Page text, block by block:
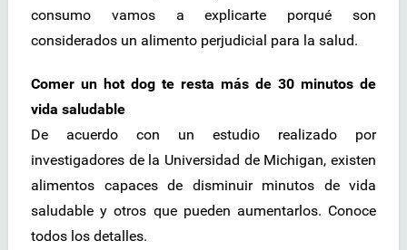
consumo vamos a explicarte porqué son
considerados un alimento perjudicial para la salud.
Comer un hot dog te resta más de 30 minutos de
vida saludable
De acuerdo con un estudio realizado por
investigadores de la Universidad de Michigan, existen
alimentos capaces de disminuir minutos de vida
saludable y otros que pueden aumentarlos. Conoce
todos los detalles.